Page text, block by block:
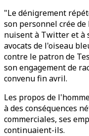
"Le dénigrement
son personnel crée
nuisent à Twitter et à
avocats de l'oiseau
contre le patron de
son engagement de
convenu fin avril.
Les propos de
à des conséquences
commerciales, ses
continuaient-ils.